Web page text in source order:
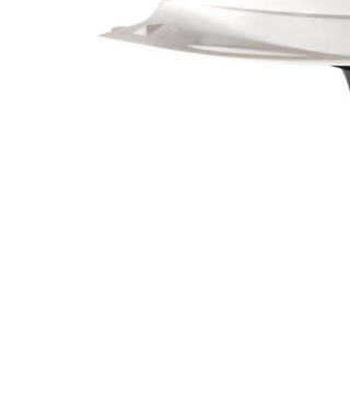
Pressione ENTER para pesquisar